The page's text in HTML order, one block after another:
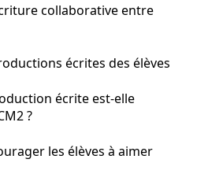
collaborative entre
écrites des élèves
écrite est-elle
?
les élèves à aimer